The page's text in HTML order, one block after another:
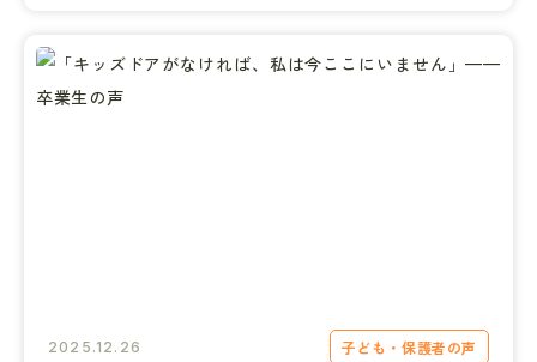
2025.12.26 子ども・保護者の声